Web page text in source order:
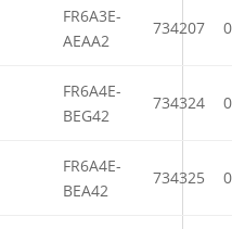
FR6A3E-
AEAA2
734207
FR6A4E-
BEG42
734324
FR6A4E-
BEA42
734325